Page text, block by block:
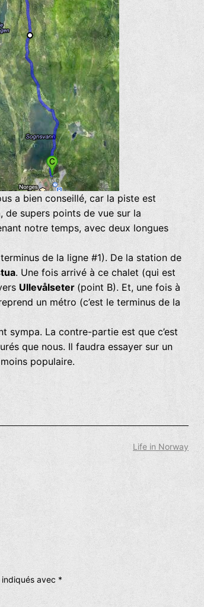
a bien conseillé, car la piste est
de supers points de vue sur la
notre temps, avec deux longues
de la ligne #1). De la station de
. Une fois arrivé à ce chalet (qui est
Ullevålseter (point B). Et, une fois à
un métro (c’est le terminus de la
sympa. La contre-partie est que c’est
que nous. Il faudra essayer sur un
populaire.
Catégorisé
comme
Life in Norway
avec *